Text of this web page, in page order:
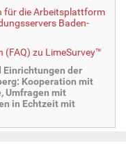
für die Arbeitsplattform
Baden-
(FAQ) zu LimeSurvey™
Einrichtungen der
Kooperation mit
Umfragen mit
in Echtzeit mit